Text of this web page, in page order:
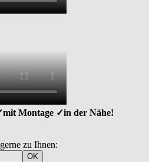
Montage ✓in der Nähe!
zu Ihnen:
OK